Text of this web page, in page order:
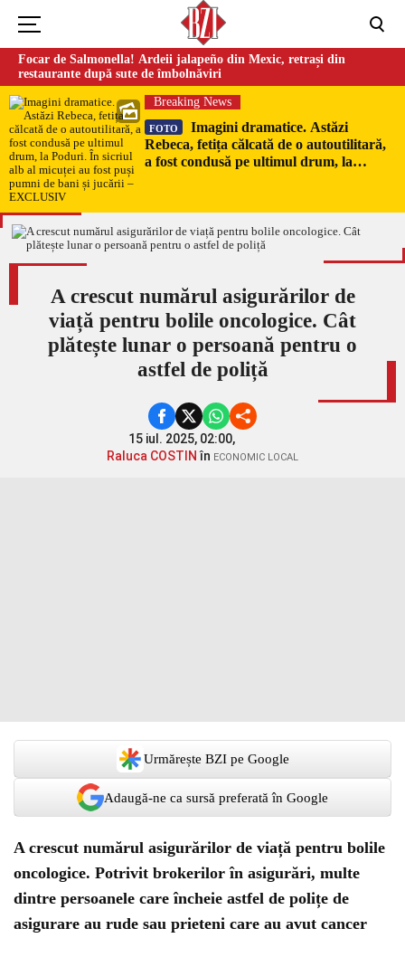
Focar de Salmonella! Ardeii jalapeño din Mexic, retrași din
restaurante după sute de îmbolnăviri
Breaking News
FOTO
Imagini dramatice. Astăzi
Rebeca, fetița călcată de o autoutilitară,
a fost condusă pe ultimul drum, la
EXCLUSIV
A crescut numărul asigurărilor de
viață pentru bolile oncologice. Cât
plătește lunar o persoană pentru o
astfel de poliță
15 iul. 2025, 02:00,
Raluca COSTIN în ECONOMIC LOCAL
Urmărește BZI pe Google
Adaugă-ne ca sursă preferată în Google
A crescut numărul asigurărilor de viață pentru bolile
oncologice. Potrivit brokerilor în asigurări, multe
dintre persoanele care încheie astfel de polițe de
asigurare au rude sau prieteni care au avut cancer